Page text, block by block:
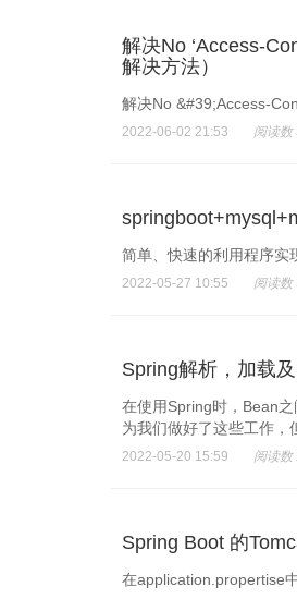
解决No ‘Access-
解决方法）
解决No &#39;Access-
2022-06-02 21:53 阅读数
简单、快速的利用程序实
2022-05-27 10:55 阅读数
Spring解析，加载
在使用Spring时，Bean
为我们做好了这些工作，
2022-05-20 15:59 阅读数
Spring Boot 的
在application.propertise